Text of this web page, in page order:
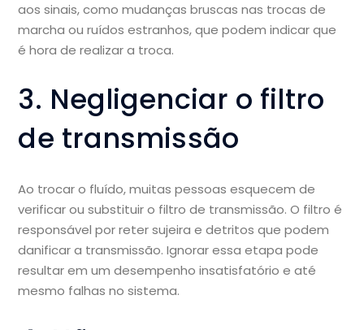
aos sinais, como mudanças bruscas nas trocas de
marcha ou ruídos estranhos, que podem indicar que
é hora de realizar a troca.
3. Negligenciar o filtro
de transmissão
Ao trocar o fluído, muitas pessoas esquecem de
verificar ou substituir o filtro de transmissão. O filtro é
responsável por reter sujeira e detritos que podem
danificar a transmissão. Ignorar essa etapa pode
resultar em um desempenho insatisfatório e até
mesmo falhas no sistema.